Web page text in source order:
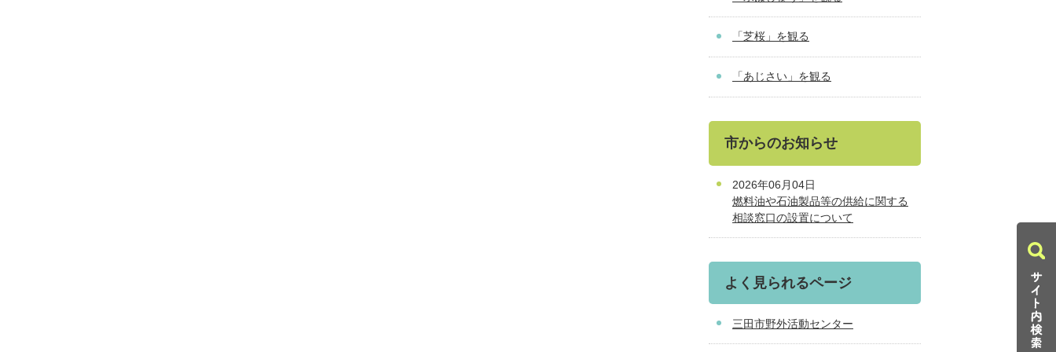
「芝桜」を観る
「あじさい」を観る
市からのお知らせ
2026年06月04日
燃料油や石油製品等の供給に関する
相談窓口の設置について
よく見られるページ
三田市野外活動センター